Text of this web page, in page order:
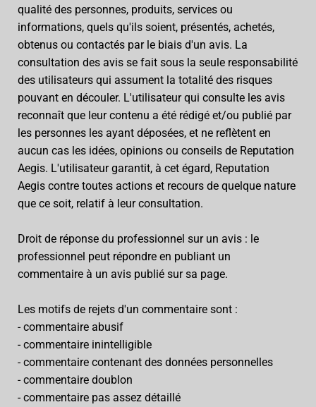
qualité des personnes, produits, services ou
informations, quels qu'ils soient, présentés, achetés,
obtenus ou contactés par le biais d'un avis. La
consultation des avis se fait sous la seule responsabilité
des utilisateurs qui assument la totalité des risques
pouvant en découler. L'utilisateur qui consulte les avis
reconnaît que leur contenu a été rédigé et/ou publié par
les personnes les ayant déposées, et ne reflètent en
aucun cas les idées, opinions ou conseils de Reputation
Aegis. L'utilisateur garantit, à cet égard, Reputation
Aegis contre toutes actions et recours de quelque nature
que ce soit, relatif à leur consultation.
Droit de réponse du professionnel sur un avis : le
professionnel peut répondre en publiant un
commentaire à un avis publié sur sa page.
Les motifs de rejets d'un commentaire sont :
- commentaire abusif
- commentaire inintelligible
- commentaire contenant des données personnelles
- commentaire doublon
- commentaire pas assez détaillé